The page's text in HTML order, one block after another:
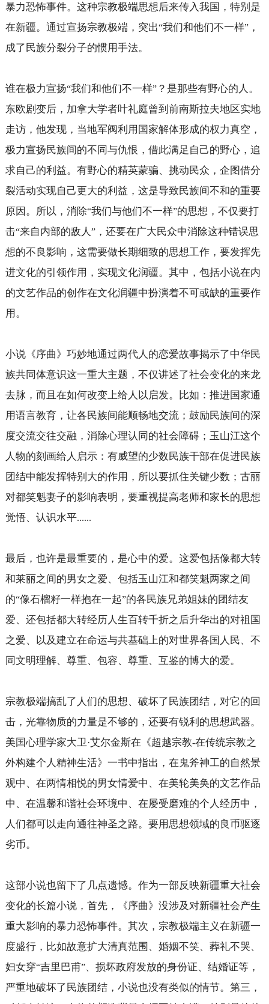
暴力恐怖事件。这种宗教极端思想后来传入我国，特别是
在新疆。通过宣扬宗教极端，突出“我们和他们不一样”，
成了民族分裂分子的惯用手法。
谁在极力宣扬“我们和他们不一样”？是那些有野心的人。
东欧剧变后，加拿大学者叶礼庭曾到前南斯拉夫地区实地
走访，他发现，当地军阀利用国家解体形成的权力真空，
极力宣扬民族间的不同与仇恨，借此满足自己的野心，追
求自己的利益。有野心的精英蒙骗、挑动民众，企图借分
裂活动实现自己更大的利益，这是导致民族间不和的重要
原因。所以，消除“我们与他们不一样”的思想，不仅要打
击“来自内部的敌人”，还要在广大民众中消除这种错误思
想的不良影响，这需要做长期细致的思想工作，要发挥先
进文化的引领作用，实现文化润疆。其中，包括小说在内
的文艺作品的创作在文化润疆中扮演着不可或缺的重要作
用。
小说《序曲》巧妙地通过两代人的恋爱故事揭示了中华民
族共同体意识这一重大主题，不仅讲述了社会变化的来龙
去脉，而且在如何改变上给人以启发。比如：推进国家通
用语言教育，让各民族间能顺畅地交流；鼓励民族间的深
度交流交往交融，消除心理认同的社会障碍；玉山江这个
人物的刻画给人启示：有威望的少数民族干部在促进民族
团结中能发挥特别大的作用，所以要抓住关键少数；古丽
对都笑魁妻子的影响表明，要重视提高老师和家长的思想
觉悟、认识水平......
最后，也许是最重要的，是心中的爱。这爱包括像都大转
和莱丽之间的男女之爱、包括玉山江和都笑魁两家之间
的“像石榴籽一样抱在一起”的各民族兄弟姐妹的团结友
爱、还包括都大转经历人生百转千折之后升华出的对祖国
之爱、以及建立在命运与共基础上的对世界各国人民、不
同文明理解、尊重、包容、尊重、互鉴的博大的爱。
宗教极端搞乱了人们的思想、破坏了民族团结，对它的回
击，光靠物质的力量是不够的，还要有锐利的思想武器。
美国心理学家大卫·艾尔金斯在《超越宗教-在传统宗教之
外构建个人精神生活》一书中指出，在鬼斧神工的自然景
观中、在两情相悦的男女情爱中、在美轮美奂的文艺作品
中、在温馨和谐社会环境中、在屡受磨难的个人经历中，
人们都可以走向通往神圣之路。要用思想领域的良币驱逐
劣币。
这部小说也留下了几点遗憾。作为一部反映新疆重大社会
变化的长篇小说，首先，《序曲》没涉及对新疆社会产生
重大影响的暴力恐怖事件。其次，宗教极端主义在新疆一
度盛行，比如故意扩大清真范围、婚姻不笑、葬礼不哭、
妇女穿“吉里巴甫”、损坏政府发放的身份证、结婚证等，
严重地破坏了民族团结，小说也没有类似的情节。第三，